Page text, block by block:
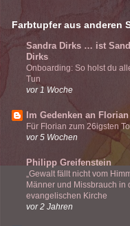
Farbtupfer aus anderen
Sandra Dirks … ist
Dirks
Onboarding: So holst du
Tun
vor 1 Woche
Im Gedenken an Florian
Für Florian zum 26igsten
vor 5 Wochen
Philipp Greifenstein
„Gewalt fällt nicht vom
Männer und Missbrauch in
evangelischen Kirche
vor 2 Jahren